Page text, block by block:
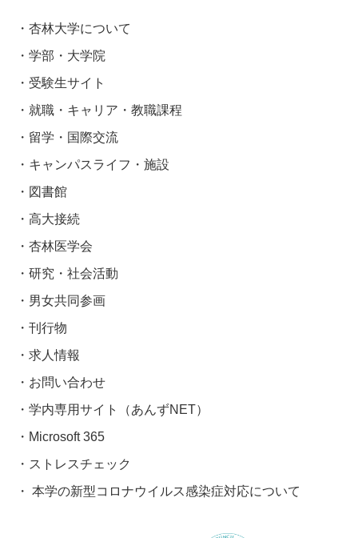
杏林大学について
学部・大学院
受験生サイト
就職・キャリア・教職課程
留学・国際交流
キャンパスライフ・施設
図書館
高大接続
杏林医学会
研究・社会活動
男女共同参画
刊行物
求人情報
お問い合わせ
学内専用サイト（あんずNET）
Microsoft 365
ストレスチェック
本学の新型コロナウイルス感染症対応について